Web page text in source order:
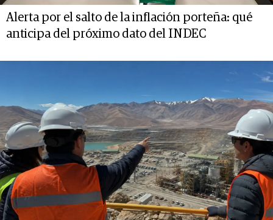
Alerta por el salto de la inflación porteña: qué
anticipa del próximo dato del INDEC